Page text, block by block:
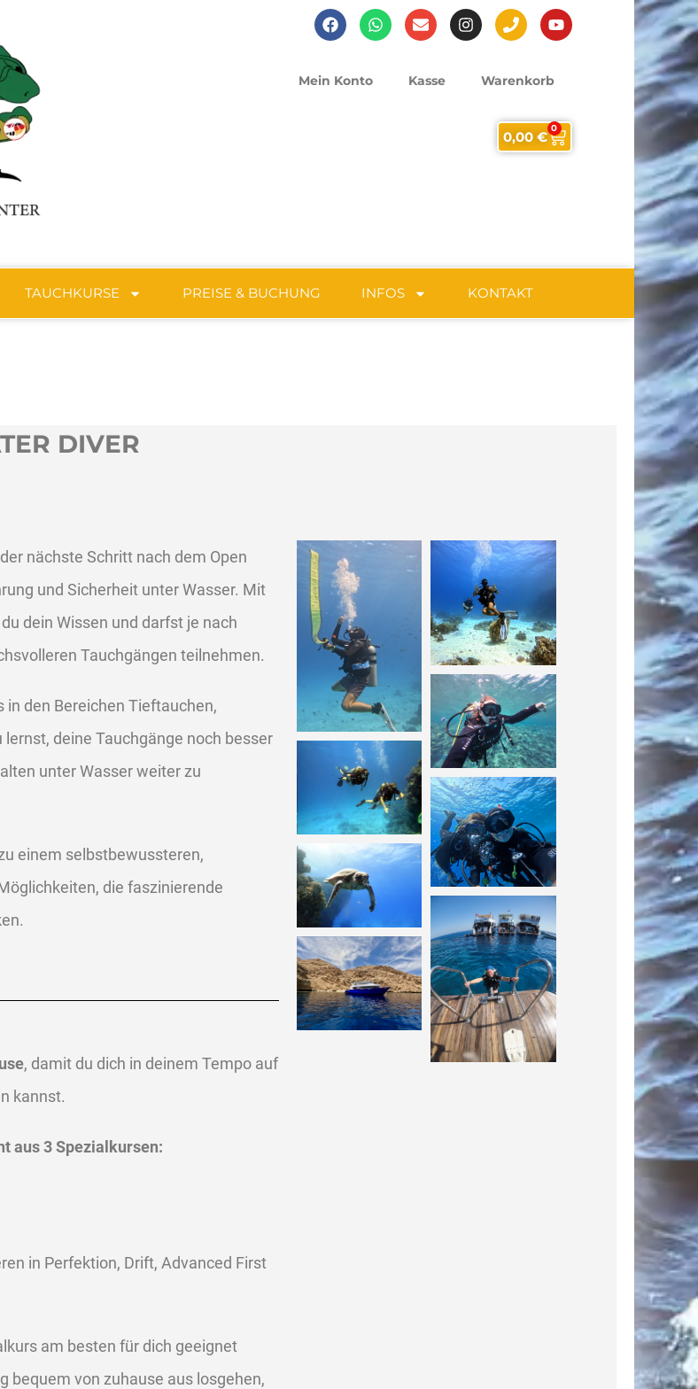
Mein Konto Kasse Warenkorb
0,00 €
0
TAUCHKURSE PREISE & BUCHUNG INFOS KONTAKT
DIVER
nächste Schritt nach dem Open
und Sicherheit unter Wasser. Mit
dein Wissen und darfst je nach
Tauchgängen teilnehmen.
den Bereichen Tieftauchen,
deine Tauchgänge noch besser
unter Wasser weiter zu
einem selbstbewussteren,
die faszinierende
, damit du dich in deinem Tempo auf
kannst.
aus 3 Spezialkursen:
in Perfektion, Drift, Advanced First
am besten für dich geeignet
bequem von zuhause aus losgehen,